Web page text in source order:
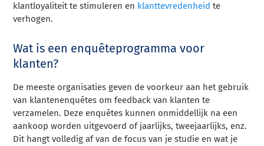
klantloyaliteit te stimuleren en klanttevredenheid te
verhogen.
Wat is een enquêteprogramma voor
klanten?
De meeste organisaties geven de voorkeur aan het gebruik
van klantenenquêtes om feedback van klanten te
verzamelen. Deze enquêtes kunnen onmiddellijk na een
aankoop worden uitgevoerd of jaarlijks, tweejaarlijks, enz.
Dit hangt volledig af van de focus van je studie en wat je